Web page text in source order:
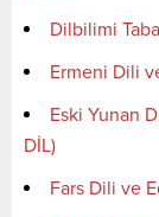
Dilbilimi
Ermeni Dili
Eski Yunan
DİL)
Fars Dili ve